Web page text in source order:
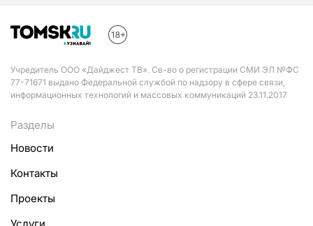
Учредитель ООО «Дайджест ТВ». Св-во о регистрации СМИ ЭЛ №ФС
77-71671 выдано Федеральной службой по надзору в сфере связи,
информационных технологий и массовых коммуникаций 23.11.2017
Разделы
Новости
Контакты
Проекты